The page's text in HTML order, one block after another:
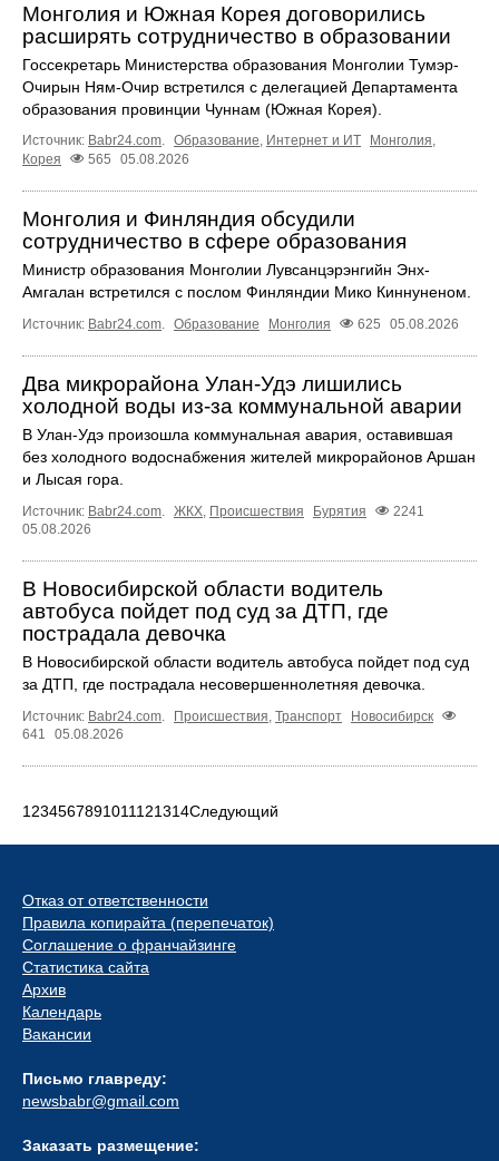
Монголия и Южная Корея договорились
расширять сотрудничество в образовании
Госсекретарь Министерства образования Монголии Тумэр-
Очирын Ням-Очир встретился с делегацией Департамента
образования провинции Чуннам (Южная Корея).
Источник: Babr24.com Образование Интернет и ИТ Монголия
Корея
565 05.08.2026
Монголия и Финляндия обсудили
сотрудничество в сфере образования
Министр образования Монголии Лувсанцэрэнгийн Энх-
Амгалан встретился с послом Финляндии Мико Киннуненом.
Источник: Babr24.com Образование Монголия 625 05.08.2026
Два микрорайона Улан-Удэ лишились
холодной воды из-за коммунальной аварии
В Улан-Удэ произошла коммунальная авария, оставившая
без холодного водоснабжения жителей микрорайонов Аршан
и Лысая гора.
Источник: Babr24.com. ЖКХ, Происшествия Бурятия
2241
05.08.2026
В Новосибирской области водитель
автобуса пойдет под суд за ДТП, где
пострадала девочка
В Новосибирской области водитель автобуса пойдет под суд
за ДТП, где пострадала несовершеннолетняя девочка.
Источник: Babr24.com. Происшествия, Транспорт
Новосибирск
641
05.08.2026
1 234567891011121314Следующий
Отказ от ответственности
Правила копирайта (перепечаток)
Соглашение о франчайзинге
Статистика сайта
Архив
Календарь
Вакансии
Письмо главреду:
newsbabr@gmail.com
Заказать размещение: